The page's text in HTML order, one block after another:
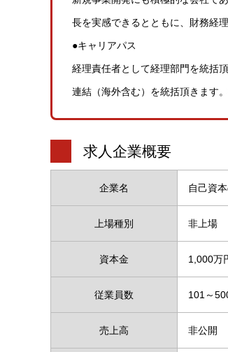
長を実感できるとともに、財務経
●キャリアパス
経理責任者として経理部門を統括
連結（海外含む）を統括頂きます
求人企業概要
企業名 自己資
上場種別 非上場
資本金 1,000万
従業員数 101～
売上高 非公開